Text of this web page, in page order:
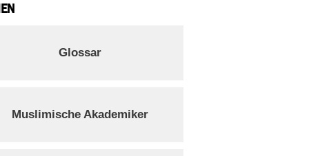
Glossar
Muslimische Akademiker